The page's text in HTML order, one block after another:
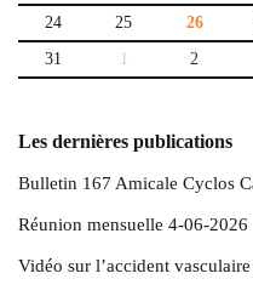
24
25 26
31
1 2
Les dernières publications
Bulletin 167 Amicale Cyclos
Réunion mensuelle 4-06-2026
Vidéo sur l’accident